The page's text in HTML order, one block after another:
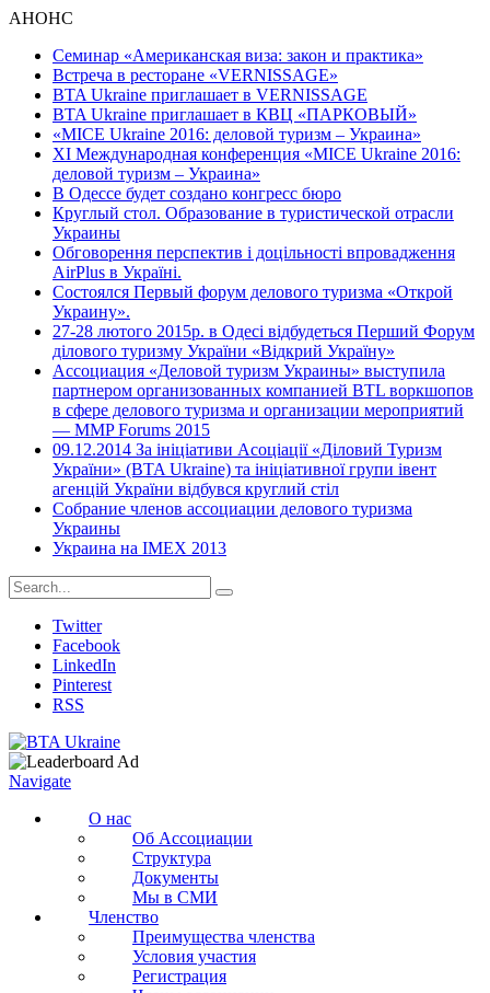
АНОНС
Семинар «Американская виза: закон и практика»
Встреча в ресторане «VERNISSAGE»
BTA Ukraine приглашает в VERNISSAGE
BTA Ukraine приглашает в КВЦ «ПАРКОВЫЙ»
«MICE Ukraine 2016: деловой туризм – Украина»
ХI Международная конференция «MICE Ukraine 2016:
деловой туризм – Украина»
В Одессе будет создано конгресс бюро
Круглый стол. Образование в туристической отрасли
Украины
Обговорення перспектив і доцільності впровадження
AirPlus в Україні.
Состоялся Первый форум делового туризма «Открой
Украину».
27-28 лютого 2015р. в Одесі відбудеться Перший Форум
ділового туризму України «Відкрий Україну»
Ассоциация «Деловой туризм Украины» выступила
партнером организованных компанией BTL воркшопов
в сфере делового туризма и организации мероприятий
— MMP Forums 2015
09.12.2014 За ініціативи Асоціації «Діловий Туризм
України» (BTA Ukraine) та ініціативної групи івент
агенцій України відбувся круглий стіл
Собрание членов ассоциации делового туризма
Украины
Украина на IMEX 2013
Twitter
Facebook
LinkedIn
Pinterest
RSS
Navigate
О нас
Об Ассоциации
Структура
Документы
Мы в СМИ
Членство
Преимущества членства
Условия участия
Регистрация